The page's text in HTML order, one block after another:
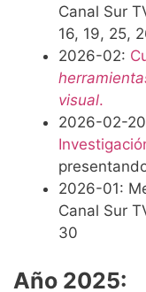
Canal Sur
16, 19, 25,
2026-02:
visual.
2026-02-
2026-01:
Canal Sur
30
Año 2025: